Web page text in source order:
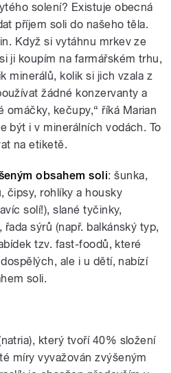
solení? Existuje obecná
příjem soli do našeho těla.
Když si vytáhnu mrkev ze
ji koupím na farmářském trhu,
minerálů, kolik si jich vzala z
žádné konzervanty a
kečupy,“ říká Marian
být i v minerálních vodách. To
na etiketě.
obsahem soli: šunka,
čipsy, rohlíky a housky
solí!), slané tyčinky,
sýrů (např. balkánský typ,
tzv. fast-foodů, které
ale i u dětí, nabízí
soli.
který tvoří 40% složení
míry vyvažován zvýšeným